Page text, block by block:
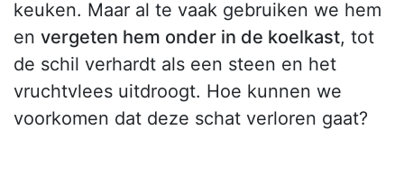
keuken. Maar al te vaak gebruiken we hem
en vergeten hem onder in de koelkast, tot
de schil verhardt als een steen en het
vruchtvlees uitdroogt. Hoe kunnen we
voorkomen dat deze schat verloren gaat?